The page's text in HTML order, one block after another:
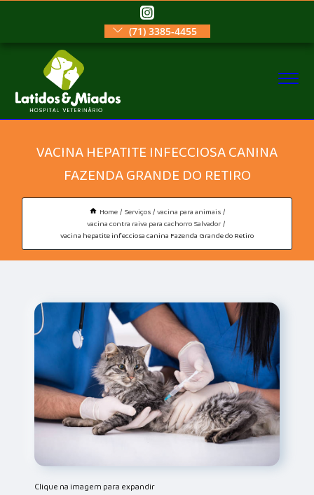
(71) 3385-4455
VACINA HEPATITE INFECCIOSA CANINA
FAZENDA GRANDE DO RETIRO
Home Serviços vacina para animais
vacina contra raiva para cachorro Salvador
vacina hepatite infecciosa canina Fazenda Grande do Retiro
Clique na imagem para expandir